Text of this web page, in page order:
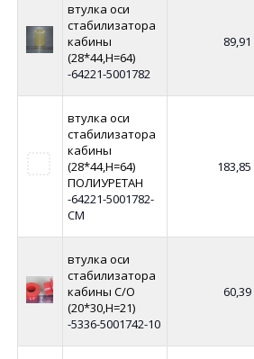
втулка оси
стабилизатора
кабины
(28*44,Н=64)
-64221-5001782
89,91
втулка оси
стабилизатора
кабины
(28*44,Н=64)
ПОЛИУРЕТАН
-64221-5001782-
СМ
183,85
втулка оси
стабилизатора
кабины С/О
(20*30,Н=21)
-5336-5001742-10
60,39